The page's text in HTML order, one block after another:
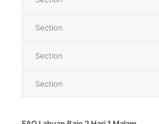
Section
Section
Section